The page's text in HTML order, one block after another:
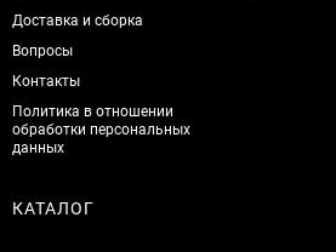
Доставка и сборка
Вопросы
Контакты
Политика в отношении
обработки персональных
данных
КАТАЛОГ